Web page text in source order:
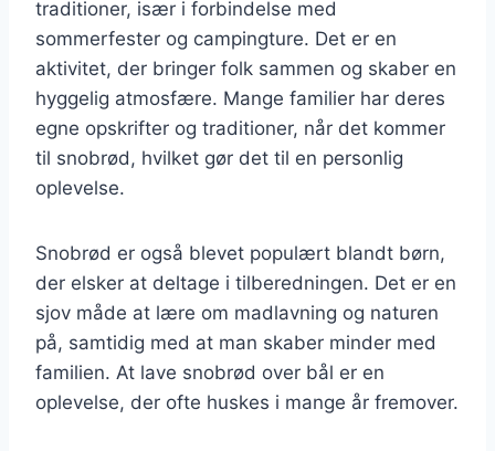
traditioner, især i forbindelse med
sommerfester og campingture. Det er en
aktivitet, der bringer folk sammen og skaber en
hyggelig atmosfære. Mange familier har deres
egne opskrifter og traditioner, når det kommer
til snobrød, hvilket gør det til en personlig
oplevelse.
Snobrød er også blevet populært blandt børn,
der elsker at deltage i tilberedningen. Det er en
sjov måde at lære om madlavning og naturen
på, samtidig med at man skaber minder med
familien. At lave snobrød over bål er en
oplevelse, der ofte huskes i mange år fremover.